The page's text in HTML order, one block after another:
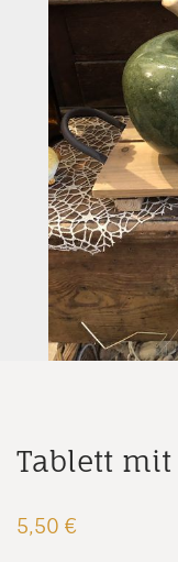
Tablett
5,50 €